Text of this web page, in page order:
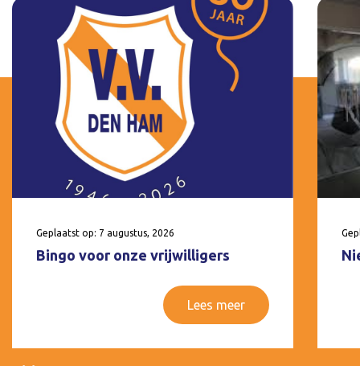
Geplaatst op: 7 augustus, 2026
Bingo voor onze vrijwilligers
Lees meer